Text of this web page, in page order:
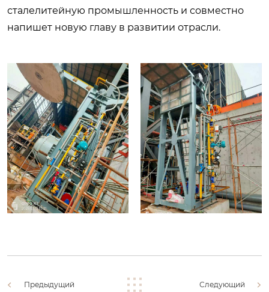
сталелитейную промышленность и совместно
напишет новую главу в развитии отрасли.
Предыдущий Следующий